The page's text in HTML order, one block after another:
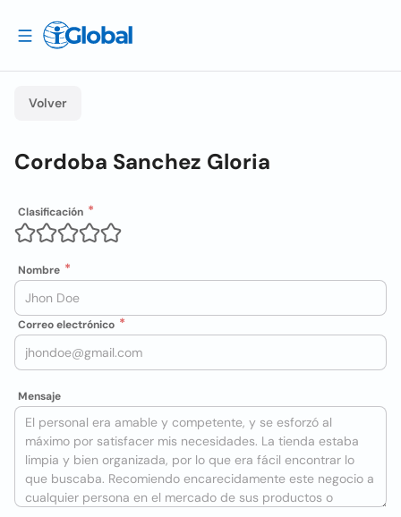
Volver
Cordoba Sanchez Gloria
Clasificación
Nombre
Correo electrónico
Mensaje